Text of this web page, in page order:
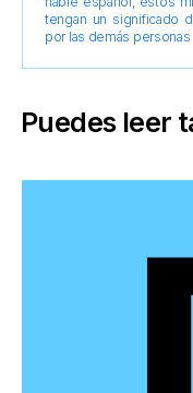
tengan un significado
por las demás personas
Puedes leer